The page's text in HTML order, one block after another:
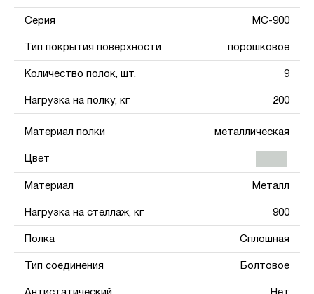
Серия МС-900
Тип покрытия поверхности порошковое
Количество полок, шт. 9
Нагрузка на полку, кг 200
Материал полки металлическая
Цвет
Материал Металл
Нагрузка на стеллаж, кг 900
Полка Сплошная
Тип соединения Болтовое